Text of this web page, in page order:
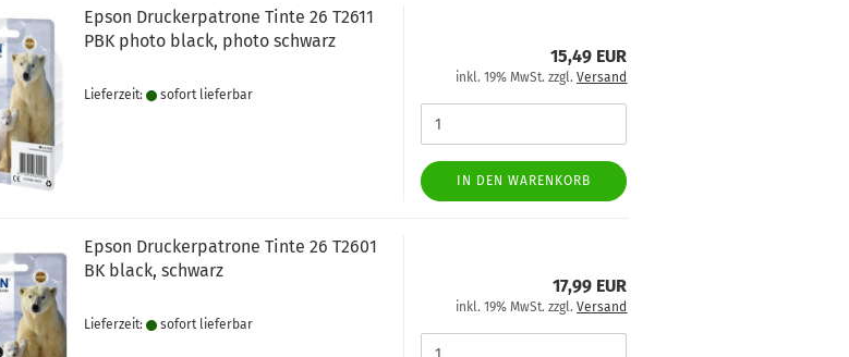
Epson Druckerpatrone Tinte 26 T2611
PBK photo black, photo schwarz
Lieferzeit: sofort lie­fer­bar
15,49 EUR
inkl. 19% MwSt. zzgl.Versand
IN DEN WARENKORB
Epson Druckerpatrone Tinte 26 T2601
BK black, schwarz
Lieferzeit: sofort lie­fer­bar
17,99 EUR
inkl. 19% MwSt. zzgl.Versand